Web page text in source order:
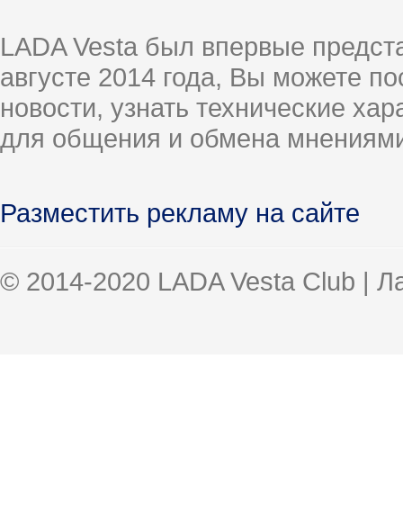
LADA Vesta был впервые
августе 2014 года, Вы можете
новости, узнать технические
для общения и обмена
Разместить рекламу на сайте
© 2014-2020 LADA Vesta Club |